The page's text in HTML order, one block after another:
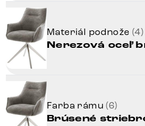
Materiál podnože (4)
Nerezová oceľ
Farba rámu(6)
Brúsené